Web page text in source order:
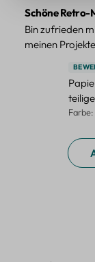
Schöne Retro-
Bin zufrieden
meinen
Farbe: